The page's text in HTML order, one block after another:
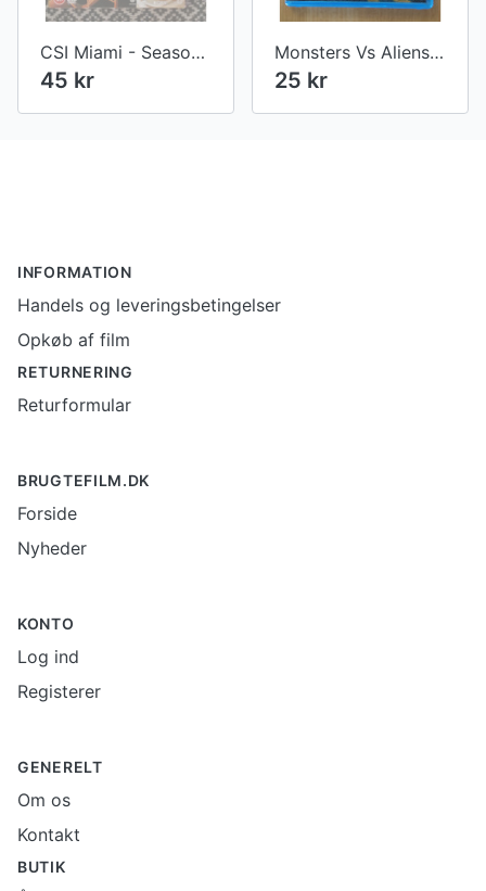
CSI Miami - Season 8
45 kr
Monsters Vs Aliens 3D
25 kr
INFORMATION
Handels og leveringsbetingelser
Opkøb af film
RETURNERING
Returformular
BRUGTEFILM.DK
Forside
Nyheder
KONTO
Log ind
Registerer
GENERELT
Om os
Kontakt
BUTIK